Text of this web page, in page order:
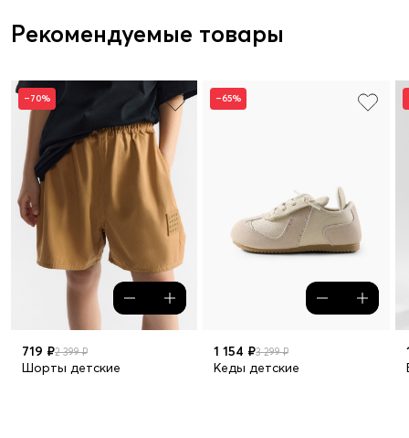
Рекомендуемые товары
–70%
719 ₽2 399 ₽
Шорты детские
–65%
1 154 ₽3 299 ₽
Кеды детские